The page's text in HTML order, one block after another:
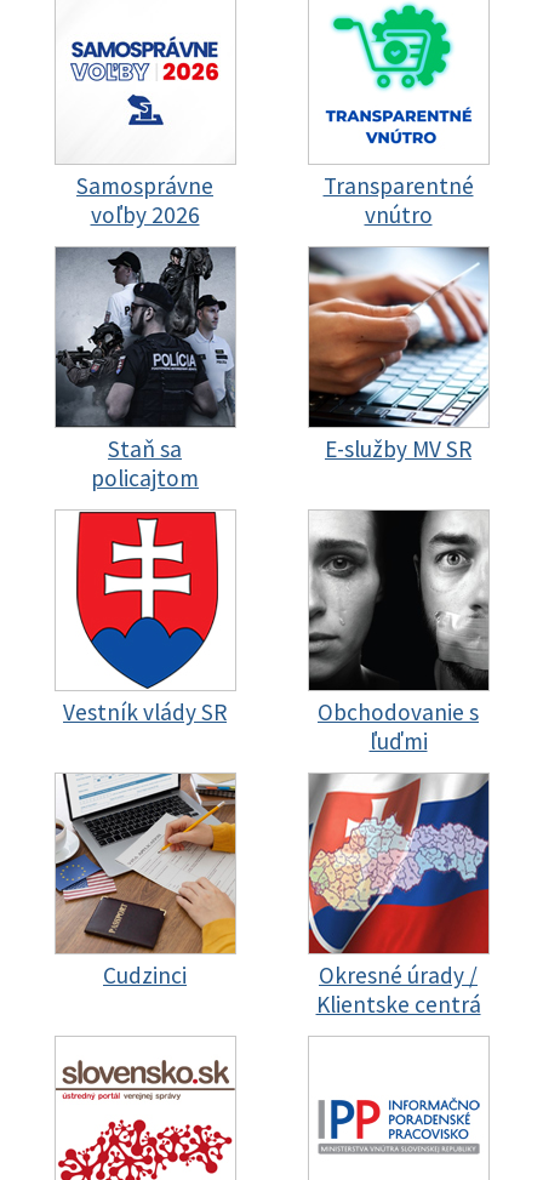
Samosprávne
voľby 2026
Transparentné
vnútro
Staň sa
policajtom
E-služby MV SR
Vestník vlády SR
Obchodovanie s
ľuďmi
Cudzinci
Okresné úrady /
Klientske centrá